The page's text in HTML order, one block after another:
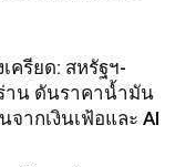
ครียด: สหรัฐฯ-
าน ดันราคาน้ำมัน
ากเงินเฟ้อและ AI